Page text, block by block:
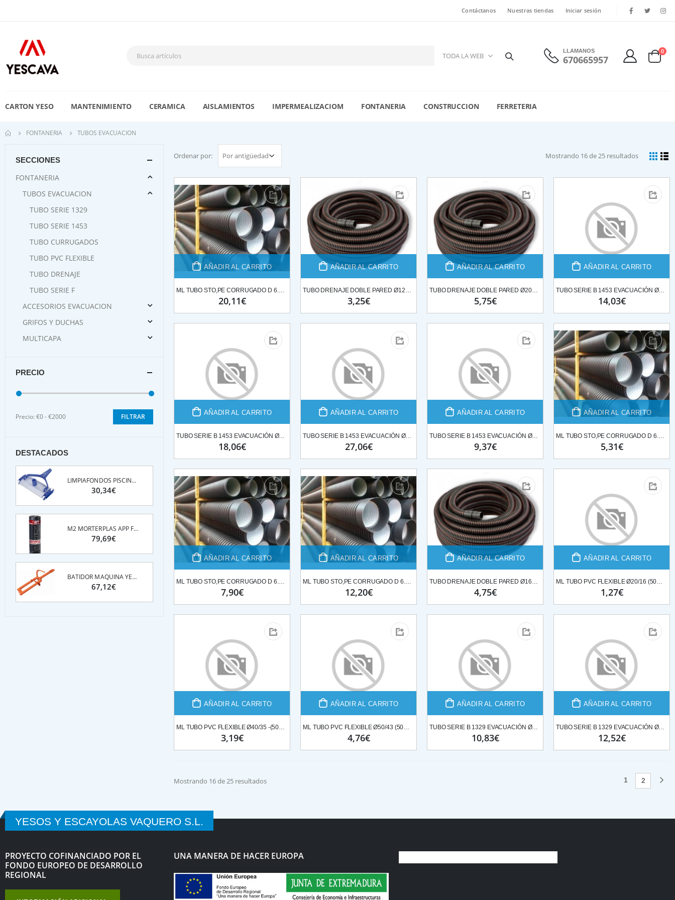
Contáctanos Nuestras tiendas Iniciar sesión
LLAMANOS
670665957
0
CARTON YESO MANTENIMIENTO CERAMICA AISLAMIENTOS IMPERMEALIZACIOM FONTANERIA CONSTRUCCION FERRETERIA
FONTANERIA TUBOS EVACUACION
Ordenar por: Mostrando 16 de 25 resultados
AÑADIR AL CARRITO
ML TUBO STO,PE CORRUGADO D 6.15ML SN8 Ø315
20,11€
AÑADIR AL CARRITO
TUBO DRENAJE DOBLE PARED Ø125-50ML*ROLLO
3,25€
AÑADIR AL CARRITO
TUBO DRENAJE DOBLE PARED Ø200 25ML* ROLLO
5,75€
AÑADIR AL CARRITO
TUBO SERIE B 1453 EVACUACIÓN Ø125*3ML
14,03€
AÑADIR AL CARRITO
TUBO SERIE B 1453 EVACUACIÓN Ø160*3ML
18,06€
AÑADIR AL CARRITO
TUBO SERIE B 1453 EVACUACIÓN Ø200*3ML
27,06€
AÑADIR AL CARRITO
TUBO SERIE B 1453 EVACUACIÓN Ø90*3ML
9,37€
AÑADIR AL CARRITO
ML TUBO STO,PE CORRUGADO D 6.20ML SN8 Ø160
5,31€
AÑADIR AL CARRITO
ML TUBO STO,PE CORRUGADO D 6.20ML SN8 Ø200
7,90€
AÑADIR AL CARRITO
ML TUBO STO,PE CORRUGADO D 6.20ML SN8 Ø250
12,20€
AÑADIR AL CARRITO
TUBO DRENAJE DOBLE PARED Ø160-25ML*ROLLO
4,75€
AÑADIR AL CARRITO
ML TUBO PVC FLEXIBLE Ø20/16 (50MT ROLLOS)
1,27€
AÑADIR AL CARRITO
ML TUBO PVC FLEXIBLE Ø40/35 -(50MT ROLLO)
3,19€
AÑADIR AL CARRITO
ML TUBO PVC FLEXIBLE Ø50/43 (50MT ROLLO)
4,76€
AÑADIR AL CARRITO
TUBO SERIE B 1329 EVACUACIÓN Ø110*3ML
10,83€
AÑADIR AL CARRITO
TUBO SERIE B 1329 EVACUACIÓN Ø125*3ML
12,52€
Mostrando 16 de 25 resultados 11 2
SECCIONES
FONTANERIA
TUBOS EVACUACION
TUBO SERIE 1329
TUBO SERIE 1453
TUBO CURRUGADOS
TUBO PVC FLEXIBLE
TUBO DRENAJE
TUBO SERIE F
ACCESORIOS EVACUACION
GRIFOS Y DUCHAS
MULTICAPA
PRECIO
Precio:€0 - €2000 FILTRAR
DESTACADOS
LIMPIAFONDOS PISCINAS ALUMINIO C/ PALOMILLA 45 CM
30,34€
M2 MORTERPLAS APP FP 3KG 13M2*ROLLO
79,69€
BATIDOR MAQUINA YESO- MEZCLADOR G4 REFORZADO PFT
67,12€
LIMPIAFONDOS PISCINAS ALUMINIO C/ PALOMILLA 45 CM
30,34€
79,69€
67,12€
30,34€
79,69€
67,12€
YESOS Y ESCAYOLAS VAQUERO S.L.
PROYECTO COFINANCIADO POR EL
FONDO EUROPEO DE DESARROLLO
REGIONAL
UNA MANERA DE HACER EUROPA